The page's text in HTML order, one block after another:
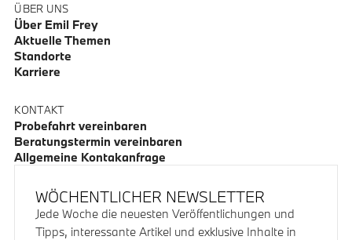
ÜBER UNS
Über Emil Frey
Aktuelle Themen
Standorte
Karriere
KONTAKT
Probefahrt vereinbaren
Beratungstermin vereinbaren
Allgemeine Kontakanfrage
WÖCHENTLICHER NEWSLETTER
Jede Woche die neuesten Veröffentlichungen und
Tipps, interessante Artikel und exklusive Inhalte in